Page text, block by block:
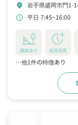
location_on 岩手県盛岡市門1-
schedule 平日 7:45~16:00
園庭あり 延長保育
…他1件の特徴あり